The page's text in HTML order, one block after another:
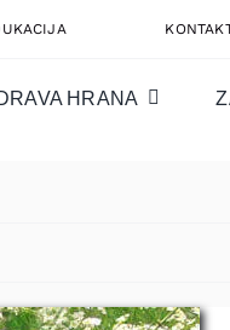
HRANA